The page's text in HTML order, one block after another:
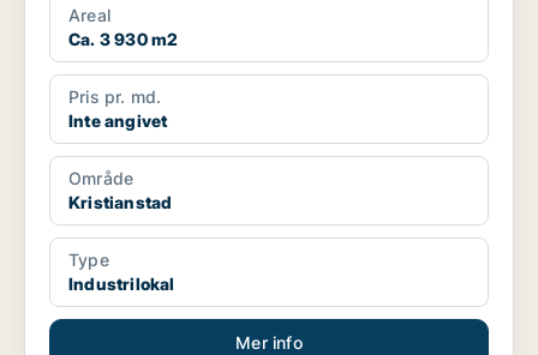
Areal
Ca. 3 930 m2
Pris pr. md.
Inte angivet
Område
Kristianstad
Type
Industrilokal
Mer info